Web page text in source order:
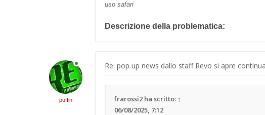
uso safari
Descrizione della problematica:
puffin
Re: pop up news dallo staff Revo si apre
frarossi2 ha scritto: ↑
06/08/2025, 7:12